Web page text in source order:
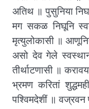
अतिथ ॥ पुसुनिया
मग सकळ निघूनि
मृत्युलोकासी ॥
असो देव गेले
तीर्थाटणासी ॥
भ्रमण करितां
पश्विमदेशीं ॥